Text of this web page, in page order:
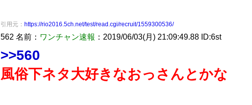
引用元： https://rio2016.5ch.net/test/read.cgi/recruit/1559300536/
562 名前： ワンチャン速報 ：2019/06/03(月) 21:09:49.88 ID:6st
>>560
風俗下ネタ大好きなおっさんとかな